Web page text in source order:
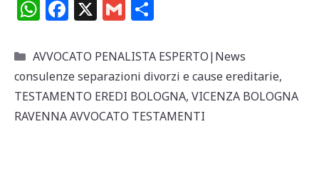
W
at
s
A
p
F
c
e
b
o
X G
ai
l
n
di
vi
di
Categorie
AVVOCATO PENALISTA ESPERTO|News
consulenze separazioni divorzi e cause ereditarie,
TESTAMENTO EREDI BOLOGNA, VICENZA BOLOGNA
RAVENNA AVVOCATO TESTAMENTI